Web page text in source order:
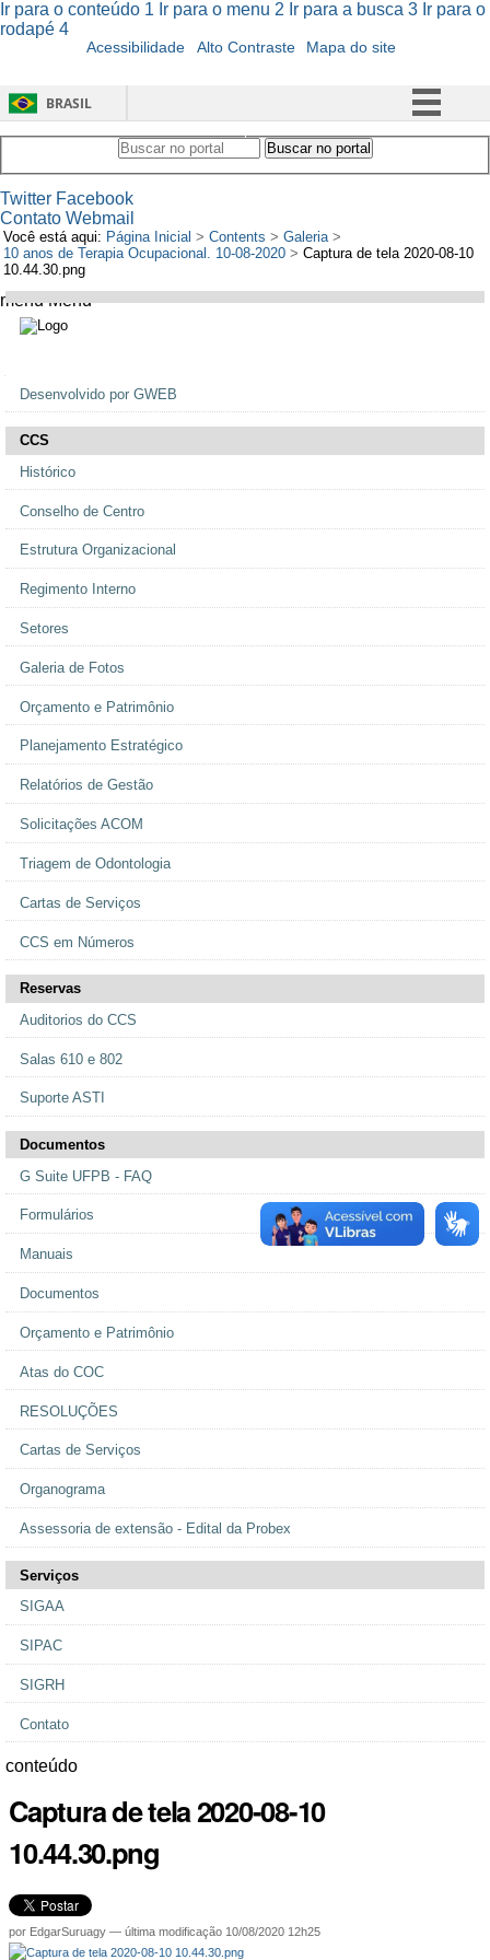
Ir para o conteúdo 1 Ir para o menu 2 Ir para a busca 3 Ir para o
rodapé 4
Acessibilidade Alto Contraste Mapa do site
BRASIL
Simplifique!
Comunica BR
Acesso à informação
Buscar no portal
Twitter Facebook
Contato Webmail
Você está aqui: Página Inicial >Contents >Galeria >
10 anos de Terapia Ocupacional. 10-08-2020 >Captura de tela 2020-08-10
10.44.30.png
menu Menu
Desenvolvido por GWEB
CCS
Histórico
Conselho de Centro
Estrutura Organizacional
Regimento Interno
Setores
Galeria de Fotos
Orçamento e Patrimônio
Planejamento Estratégico
Relatórios de Gestão
Solicitações ACOM
Triagem de Odontologia
Cartas de Serviços
CCS em Números
Reservas
Auditorios do CCS
Salas 610 e 802
Suporte ASTI
Documentos
G Suite UFPB - FAQ
Formulários
Manuais
Documentos
Orçamento e Patrimônio
Atas do COC
RESOLUÇÕES
Cartas de Serviços
Organograma
Assessoria de extensão - Edital da Probex
Serviços
SIGAA
SIPAC
SIGRH
Contato
conteúdo
Captura de tela 2020-08-10
10.44.30.png
por EdgarSuruagy —última modificação 10/08/2020 12h25